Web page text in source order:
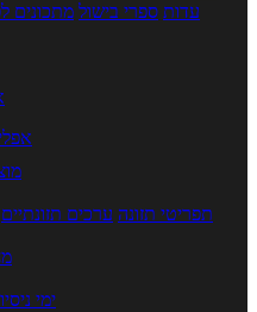
עדות ספרי בישול מתכונים
תפריטי תזונה ערכים תזונתיים
5 ימי